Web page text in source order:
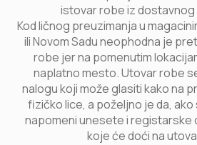
istovar robe iz dostavnog
Kod ličnog preuzimanja u
ili Novom Sadu neophodna je
robe jer na pomenutim
naplatno mesto. Utovar robe
nalogu koji može glasiti kako na
fizičko lice, a poželjno je da, ako
napomeni unesete i registarske
koje će doći na